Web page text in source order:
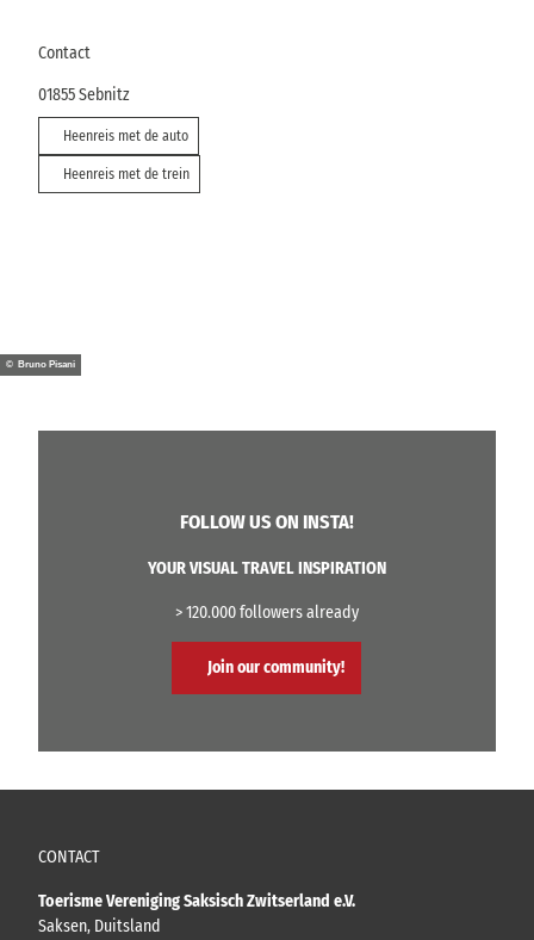
Contact
01855Sebnitz
Heenreis met de auto
Heenreis met de trein
© Bruno Pisani
FOLLOW US ON INSTA!
YOUR VISUAL TRAVEL INSPIRATION
> 120.000 followers already
Join our community!
CONTACT
Toerisme Vereniging Saksisch Zwitserland e.V.
Saksen, Duitsland